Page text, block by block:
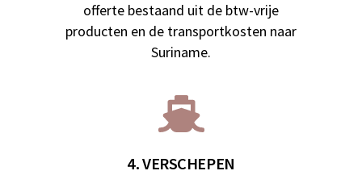
offerte bestaand uit de btw-vrije
producten en de transportkosten naar
Suriname.
4. VERSCHEPEN